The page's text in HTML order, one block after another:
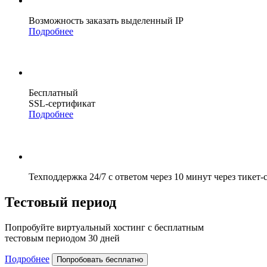
Возможность заказать выделенный IP
Подробнее
Бесплатный
SSL-сертификат
Подробнее
Техподдержка 24/7 с ответом через 10 минут через тикет-
Тестовый период
Попробуйте виртуальный хостинг с бесплатным
тестовым периодом 30 дней
Подробнее Попробовать бесплатно